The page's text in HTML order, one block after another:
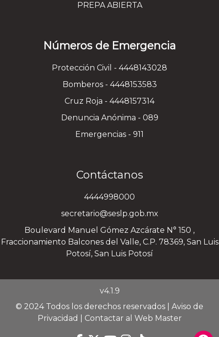
PREPA ABIERTA
Números de Emergencia
Protección Civil - 4448143028
Bomberos - 4448153583
Cruz Roja - 4448157314
Denuncia Anónima - 089
Emergencias - 911
Contáctanos
4444998000
secretario@seslp.gob.mx
Boulevard Manuel Gómez Azcárate N° 150 ,
Fraccionamiento Balcones del Valle, C.P. 78369, San Luis
Potosí, San Luis Potosí
v4.1.9
© 2024 Todos los derechos reservados | Aviso de
Privacidad
Contactar al Web Master